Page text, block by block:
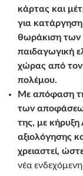
κάρτας και
για
θωράκιση των
παιδαγωγική
χώρας από τον
πολέμου.
Με απόφαση
των
της, με
αξιολόγησης
χρειαστεί,
νέα